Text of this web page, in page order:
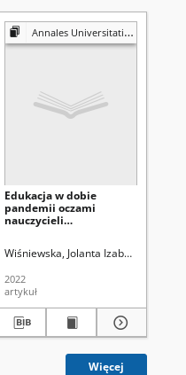
Kirenko, Janusz (1954- ). Red.
Annales Universitatis Mariae Curie-Skłodowska. Sectio J, Paedagogia-Psychologia
Edukacja w dobie
pandemii oczami
nauczycieli
rodziców dzieci ze
Wiśniewska, Jolanta Izabela.
2022
artykuł
Więcej